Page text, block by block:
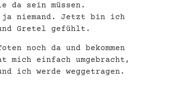
da sein müssen.
ja niemand. Jetzt bin ich
Gretel gefühlt.
noch da und bekommen
mich einfach umgebracht,
ich werde weggetragen.